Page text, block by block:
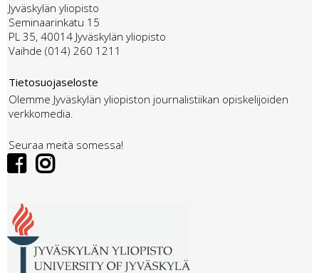
Jyväskylän yliopisto
Seminaarinkatu 15
PL 35, 40014 Jyväskylän yliopisto
Vaihde (014) 260 1211
Tietosuojaseloste
Olemme Jyväskylän yliopiston journalistiikan opiskelijoiden
verkkomedia.
Seuraa meitä somessa!